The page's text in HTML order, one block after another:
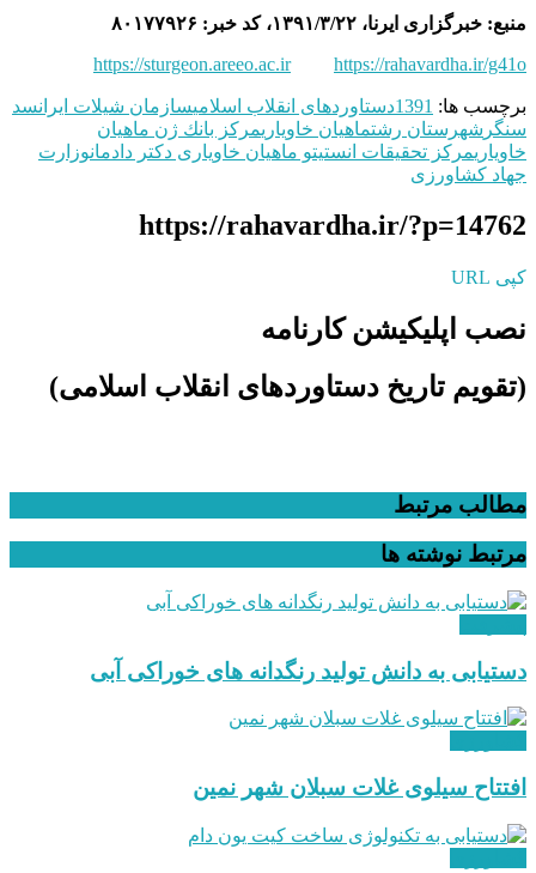
منبع: خبرگزاری ایرنا، ۱۳۹۱/۳/۲۲، کد خبر: ۸۰۱۷۷۹۲۶
https://sturgeon.areeo.ac.ir
https://rahavardha.ir/g41o
برچسب ها: 1391دستاوردهای انقلاب اسلامیسازمان شیلات ایرانسد
سنگر شهرستان رشتماهیان خاویاریمرکز بانك ژن ماهیان
خاویاریمرکز تحقیقات انستیتو ماهیان خاویاری دکتر دادمانوزارت
جهاد کشاورزی
https://rahavardha.ir/?p=14762
کپی URL
نصب اپلیکیشن کارنامه
(تقویم تاریخ دستاوردهای انقلاب اسلامی​)
مطالب مرتبط
مرتبط نوشته ها
دستیابی به دانش تولید رنگدانه های خوراکی آبی
افتتاح سیلوی غلات سبلان شهر نمین